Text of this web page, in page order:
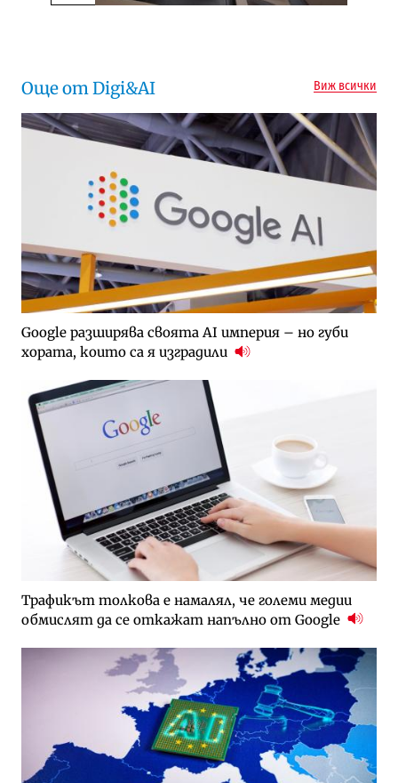
Следваща новина
Още от Digi&AI Виж всички
Google разширява своята AI империя – но губи
хората, които са я изградили
Трафикът толкова е намалял, че големи медии
обмислят да се откажат напълно от Google